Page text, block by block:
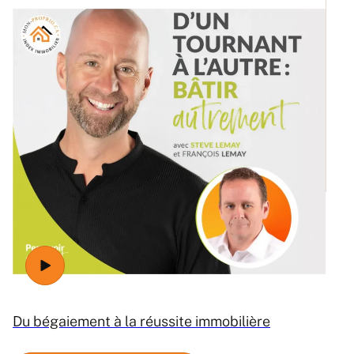
Du bégaiement à la réussite immobilière